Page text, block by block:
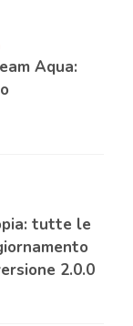
Aqua:
tutte le
2.0.0